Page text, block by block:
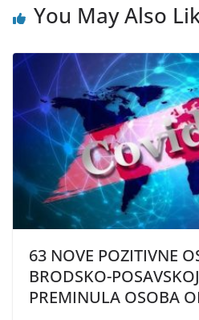
You May Also
63 NOVE POZITIVNE
BRODSKO-
PREMINULA OSOBA